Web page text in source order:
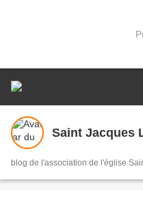
Saint Jacques
blog de l'association